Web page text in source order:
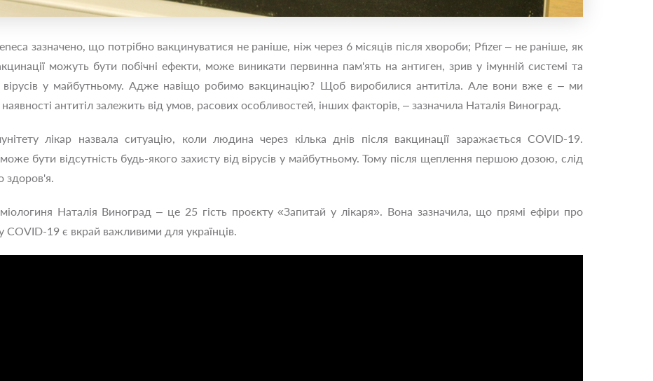
зазначено, що потрібно вакцинуватися не раніше, ніж через 6 місяців після хвороби; Pfizer – не раніше, як
можуть бути побічні ефекти, може виникати первинна пам'ять на антиген, зрив у імунній системі та
вірусів у майбутньому. Адже навіщо робимо вакцинацію? Щоб виробилися антитіла. Але вони вже є – ми
наявності антитіл залежить від умов, расових особливостей, інших факторів, – зазначила Наталія Виноград.
лікар назвала ситуацію, коли людина через кілька днів після вакцинації заражається COVID-19.
бути відсутність будь-якого захисту від вірусів у майбутньому. Тому після щеплення першою дозою, слід
здоров'я.
Наталія Виноград – це 25 гість проєкту «Запитай у лікаря». Вона зазначила, що прямі ефіри про
COVID-19 є вкрай важливими для українців.